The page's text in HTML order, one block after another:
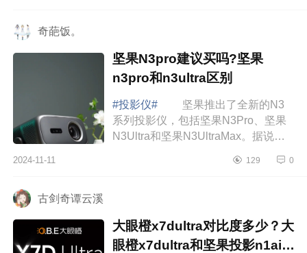
奇葩饭。
坚果N3pro建议买吗?坚果
n3pro和n3ultra区别
#投影仪#
坚果推出了全新的N3
系列投影仪，包括坚果N3Pro、坚果
N3Ultra和坚果N3UltraMax。据说它
仪，下面小编为大家介绍下坚果
2024-11-11 129 0
古剑奇谭云溪
大眼橙x7dultra对比度多少？大
眼橙x7dultra和坚果投影n1air